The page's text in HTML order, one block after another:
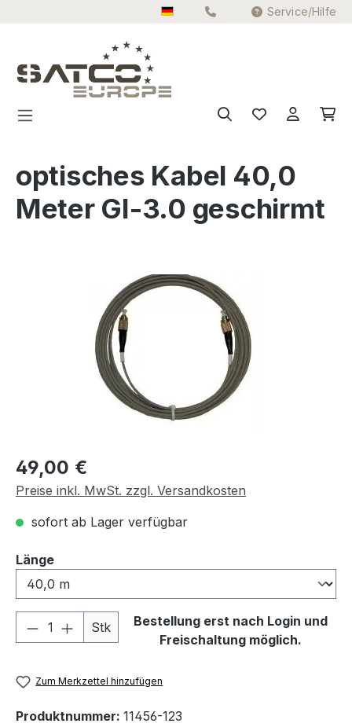
Zum Hauptinhalt springen Service/Hilfe
optisches Kabel 40,0
Meter GI-3.0 geschirmt
Bildergalerie überspringen
Regulärer Preis:
49,00 €
Preise inkl. MwSt. zzgl. Versandkosten
sofort ab Lager verfügbar
Längeauswählen
Produkt Anzahl: Gib den
Stk
Bestellung erst nach Login und
Freischaltung möglich.
Zum Merkzettel hinzufügen
Produktnummer: 11456-123